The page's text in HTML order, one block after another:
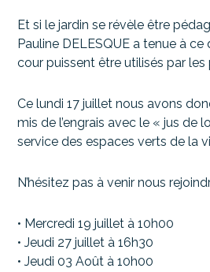
Et si le jardin se révèle être
Pauline DELESQUE a tenue à ce
cour puissent être utilisés par les
Ce lundi 17 juillet nous avons
mis de l’engrais avec le « jus de
service des espaces verts de la
N’hésitez pas à venir nous
• Mercredi 19 juillet à 10h00
• Jeudi 27 juillet à 16h30
• Jeudi 03 Août à 10h00